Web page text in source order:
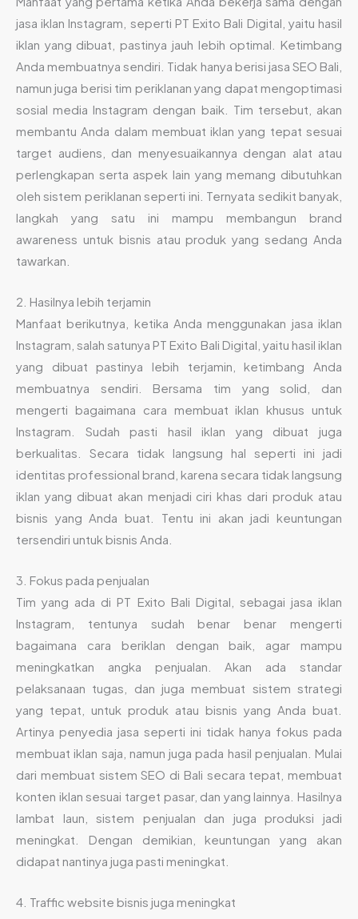
jasa iklan Instagram, seperti PT Exito Bali Digital, yaitu hasil
iklan yang dibuat, pastinya jauh lebih optimal. Ketimbang
Anda membuatnya sendiri. Tidak hanya berisi jasa SEO Bali,
namun juga berisi tim periklanan yang dapat mengoptimasi
sosial media Instagram dengan baik. Tim tersebut, akan
membantu Anda dalam membuat iklan yang tepat sesuai
target audiens, dan menyesuaikannya dengan alat atau
perlengkapan serta aspek lain yang memang dibutuhkan
oleh sistem periklanan seperti ini. Ternyata sedikit banyak,
langkah yang satu ini mampu membangun brand
awareness untuk bisnis atau produk yang sedang Anda
tawarkan.
2. Hasilnya lebih terjamin
Manfaat berikutnya, ketika Anda menggunakan jasa iklan
Instagram, salah satunya PT Exito Bali Digital, yaitu hasil iklan
yang dibuat pastinya lebih terjamin, ketimbang Anda
membuatnya sendiri. Bersama tim yang solid, dan
mengerti bagaimana cara membuat iklan khusus untuk
Instagram. Sudah pasti hasil iklan yang dibuat juga
berkualitas. Secara tidak langsung hal seperti ini jadi
identitas professional brand, karena secara tidak langsung
iklan yang dibuat akan menjadi ciri khas dari produk atau
bisnis yang Anda buat. Tentu ini akan jadi keuntungan
tersendiri untuk bisnis Anda.
3. Fokus pada penjualan
Tim yang ada di PT Exito Bali Digital, sebagai jasa iklan
Instagram, tentunya sudah benar benar mengerti
bagaimana cara beriklan dengan baik, agar mampu
meningkatkan angka penjualan. Akan ada standar
pelaksanaan tugas, dan juga membuat sistem strategi
yang tepat, untuk produk atau bisnis yang Anda buat.
Artinya penyedia jasa seperti ini tidak hanya fokus pada
membuat iklan saja, namun juga pada hasil penjualan. Mulai
dari membuat sistem SEO di Bali secara tepat, membuat
konten iklan sesuai target pasar, dan yang lainnya. Hasilnya
lambat laun, sistem penjualan dan juga produksi jadi
meningkat. Dengan demikian, keuntungan yang akan
didapat nantinya juga pasti meningkat.
4. Traffic website bisnis juga meningkat